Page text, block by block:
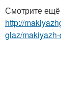
Смотрите
http://
glaz/makiyazh-